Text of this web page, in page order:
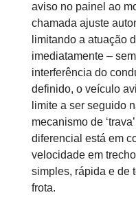
aviso no painel ao
chamada ajuste
limitando a atuação
imediatamente –
interferência do
definido, o veículo
limite a ser seguido
mecanismo de
diferencial está em
velocidade em
simples, rápida e de
frota.